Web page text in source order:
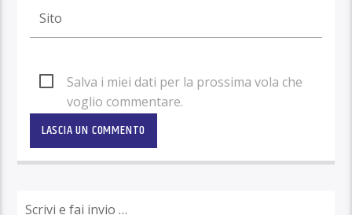
Salva i miei dati per la prossima vola che
voglio commentare.